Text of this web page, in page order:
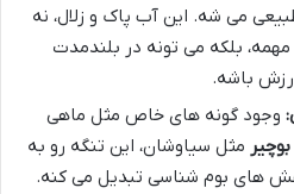
می شه. این آب پاک و زلال، نه
بلکه می تونه در بلندمدت
باشه.
وجود گونه های خاص مثل ماهی
مثل سیاوشان، این تنگه رو به
های بوم شناسی تبدیل می کنه.